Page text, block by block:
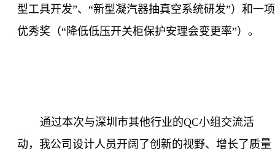
型工具开发”、“新型凝汽器抽真空系统研发”）和一项
优秀奖（“降低低压开关柜保护安理会变更率”）。
通过本次与深圳市其他行业的QC小组交流活
动，我公司设计人员开阔了创新的视野、增长了质量